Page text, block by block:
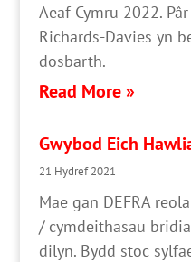
Aeaf Cymru 2022.
Richards-Davies yn
dosbarth.
Read More »
Gwybod Eich
21 Hydref 2021
Mae gan DEFRA
/ cymdeithasau
dilyn. Bydd stoc